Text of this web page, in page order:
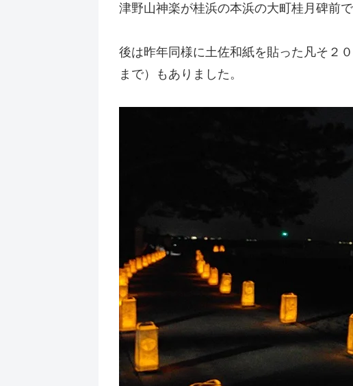
津野山神楽が桂浜の本浜の大町桂月碑前
後は昨年同様に土佐和紙を貼った凡そ２
まで）もありました。